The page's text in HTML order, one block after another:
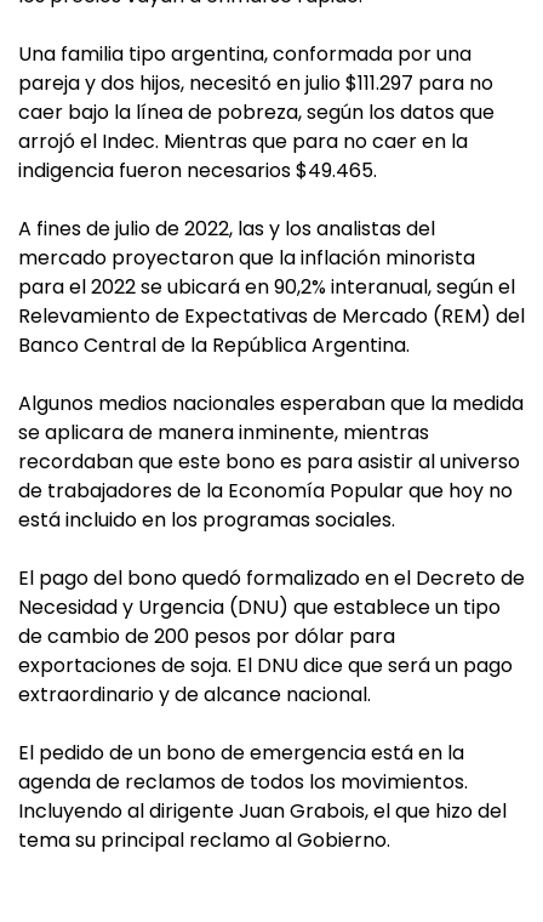
Una familia tipo argentina, conformada por una
pareja y dos hijos, necesitó en julio $111.297 para no
caer bajo la línea de pobreza, según los datos que
arrojó el Indec. Mientras que para no caer en la
indigencia fueron necesarios $49.465.
A fines de julio de 2022, las y los analistas del
mercado proyectaron que la inflación minorista
para el 2022 se ubicará en 90,2% interanual, según el
Relevamiento de Expectativas de Mercado (REM) del
Banco Central de la República Argentina.
Algunos medios nacionales esperaban que la medida
se aplicara de manera inminente, mientras
recordaban que este bono es para asistir al universo
de trabajadores de la Economía Popular que hoy no
está incluido en los programas sociales.
El pago del bono quedó formalizado en el Decreto de
Necesidad y Urgencia (DNU) que establece un tipo
de cambio de 200 pesos por dólar para
exportaciones de soja. El DNU dice que será un pago
extraordinario y de alcance nacional.
El pedido de un bono de emergencia está en la
agenda de reclamos de todos los movimientos.
Incluyendo al dirigente Juan Grabois, el que hizo del
tema su principal reclamo al Gobierno.